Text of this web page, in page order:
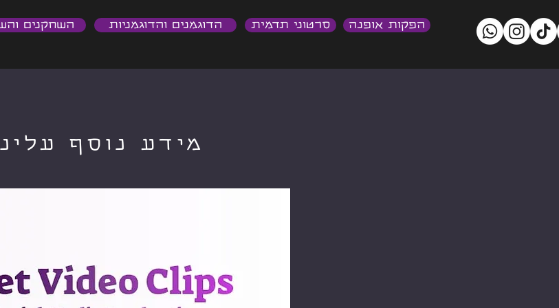
השחקנים הדוגמנים והדוגמניות סרטוני תדמית הפקות אופנה
מידע נוסף